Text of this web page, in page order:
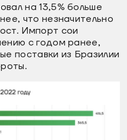
на 13,5% больше
что незначительно
Импорт сои
с годом ранее,
поставки из Бразилии